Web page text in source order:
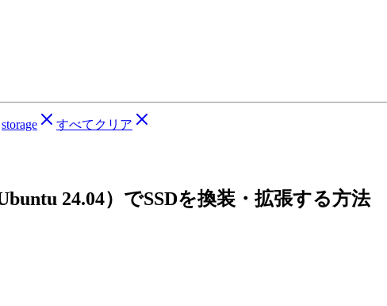
storage
すべてクリア
24.04）でSSDを換装・拡張する方法